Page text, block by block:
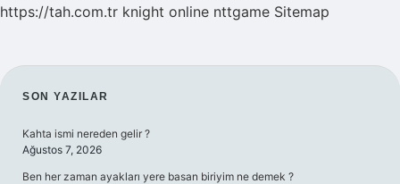
https://tah.com.tr knight online nttgame Sitemap
SIDEBAR
SON YAZILAR
Kahta ismi nereden gelir ?
Ağustos 7, 2026
Ben her zaman ayakları yere basan biriyim ne demek ?